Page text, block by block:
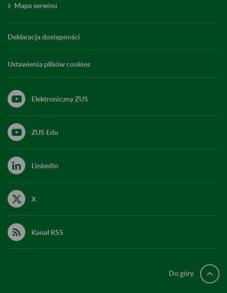
Mapa serwisu
Deklaracja dostępności
Ustawienia plików cookies
Elektroniczny ZUS
ZUS Edu
Linkedin
X
Kanał RSS
Do góry